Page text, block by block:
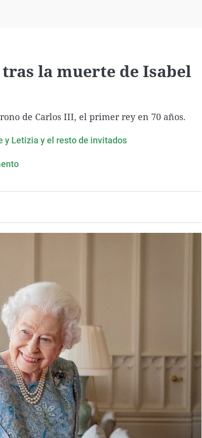
la muerte de Isabel
de Carlos III, el primer rey en 70 años.
y Letizia y el resto de invitados